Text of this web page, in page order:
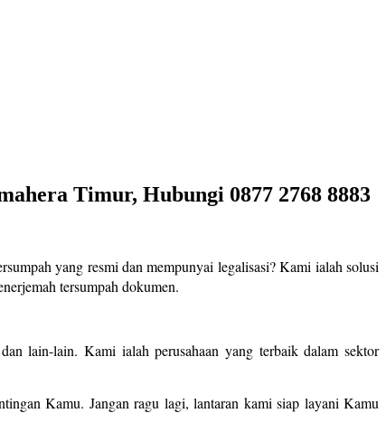
Timur, Hubungi 0877 2768 8883
yang resmi dan mempunyai legalisasi? Kami ialah solusi
tersumpah dokumen.
lain-lain. Kami ialah perusahaan yang terbaik dalam sektor
Kamu. Jangan ragu lagi, lantaran kami siap layani Kamu